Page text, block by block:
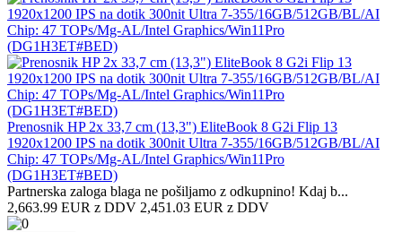
Prenosnik HP 2x 33,7 cm (13,3") EliteBook 8 G2i Flip 13
1920x1200 IPS na dotik 300nit Ultra 7-355/16GB/512GB/BL/AI
Chip: 47 TOPs/Mg-AL/Intel Graphics/Win11Pro
(DG1H3ET#BED)
Partnerska zaloga blaga ne pošiljamo z odkupnino! ​Kdaj b...
2,663.99 EUR z DDV 2,451.03 EUR z DDV